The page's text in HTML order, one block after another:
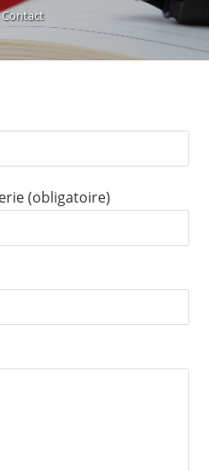
Contact
(obligatoire)